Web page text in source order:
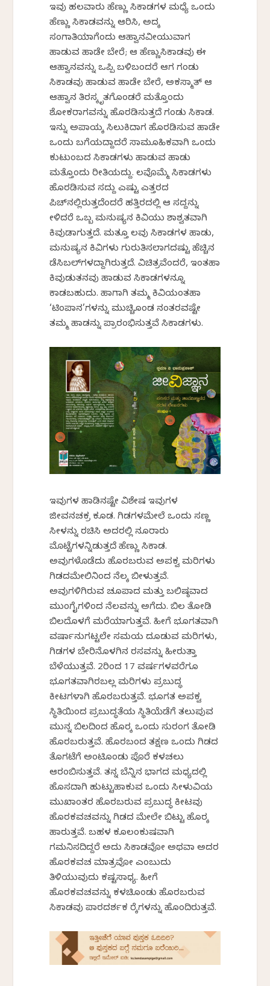
ಇವು ಹಲವಾರು ಹೆಣ್ಣು ಸಿಕಾಡಗಳ ಮಧ್ಯೆ ಒಂದು
ಹೆಣ್ಣು ಸಿಕಾಡವನ್ನು ಆರಿಸಿ, ಅದಕ್ಕೆ
ಸಂಗಾತಿಯಾಗೆಂದು ಆಹ್ವಾನವೀಯುವಾಗ
ಹಾಡುವ ಹಾಡೇ ಬೇರೆ; ಆ ಹೆಣ್ಣುಸಿಕಾಡವು ಈ
ಆಹ್ವಾನವನ್ನು ಒಪ್ಪಿ ಬಳಿಬಂದರೆ ಆಗ ಗಂಡು
ಸಿಕಾಡವು ಹಾಡುವ ಹಾಡೇ ಬೇರೆ, ಅಕಸ್ಮಾತ್ ಆ
ಆಹ್ವಾನ ತಿರಸ್ಕೃತಗೊಂಡರೆ ಮತ್ತೊಂದು
ಶೋಕರಾಗವನ್ನು ಹೊರಡಿಸುತ್ತದೆ ಗಂಡು ಸಿಕಾಡ.
ಇನ್ನು ಅಪಾಯಕ್ಕೆ ಸಿಲುಕಿದಾಗ ಹೊರಡಿಸುವ ಹಾಡೇ
ಒಂದು ಬಗೆಯದ್ದಾದರೆ ಸಾಮೂಹಿಕವಾಗಿ ಒಂದು
ಕುಟುಂಬದ ಸಿಕಾಡಗಳು ಹಾಡುವ ಹಾಡು
ಮತ್ತೊಂದು ರೀತಿಯದ್ದು. ಕೆಲವೊಮ್ಮೆ ಸಿಕಾಡಗಳು
ಹೊರಡಿಸುವ ಸದ್ದು ಎಷ್ಟು ಎತ್ತರದ
ಪಿಚ್‍ನಲ್ಲಿರುತ್ತದೆಂದರೆ ಹತ್ತಿರದಲ್ಲಿ ಆ ಸದ್ದನ್ನು
ಕೇಳಿದರೆ ಒಬ್ಬ ಮನುಷ್ಯನ ಕಿವಿಯು ಶಾಶ್ವತವಾಗಿ
ಕಿವುಡಾಗುತ್ತದೆ. ಮತ್ತೂ ಕೆಲವು ಸಿಕಾಡಗಳ ಹಾಡು,
ಮನುಷ್ಯನ ಕಿವಿಗಳು ಗುರುತಿಸಲಾಗದಷ್ಟು ಹೆಚ್ಚಿನ
ಡೆಸಿಬಲ್‍ಗಳದ್ದಾಗಿರುತ್ತದೆ. ವಿಚಿತ್ರವೆಂದರೆ, ಇಂತಹಾ
ಕಿವುಡುತನವು ಹಾಡುವ ಸಿಕಾಡಗಳನ್ನೂ
ಕಾಡಬಹುದು. ಹಾಗಾಗಿ ತಮ್ಮ ಕಿವಿಯಂತಹಾ
‘ಟಿಂಪಾನ’ಗಳನ್ನು ಮುಚ್ಚಿಕೊಂಡ ನಂತರವಷ್ಟೇ
ತಮ್ಮ ಹಾಡನ್ನು ಪ್ರಾರಂಭಿಸುತ್ತವೆ ಸಿಕಾಡಗಳು.
ಇವುಗಳ ಹಾಡಿನಷ್ಟೇ ವಿಶೇಷ ಇವುಗಳ
ಜೀವನಚಕ್ರ ಕೂಡ. ಗಿಡಗಳಮೇಲೆ ಒಂದು ಸಣ್ಣ
ಸೀಳನ್ನು ರಚಿಸಿ ಅದರಲ್ಲಿ ನೂರಾರು
ಮೊಟ್ಟೆಗಳನ್ನಿಡುತ್ತದೆ ಹೆಣ್ಣು ಸಿಕಾಡ.
ಅವುಗಳೊಡೆದು ಹೊರಬರುವ ಅಪಕ್ವ ಮರಿಗಳು
ಗಿಡದಮೇಲಿನಿಂದ ನೆಲಕ್ಕೆ ಬೀಳುತ್ತವೆ.
ಅವುಗಳಿಗಿರುವ ಚೂಪಾದ ಮತ್ತು ಬಲಿಷ್ಠವಾದ
ಮುಂಗೈಗಳಿಂದ ನೆಲವನ್ನು ಅಗೆದು. ಬಿಲ ತೋಡಿ
ಬಿಲದೊಳಗೆ ಮರೆಯಾಗುತ್ತವೆ. ಹೀಗೆ ಭೂಗತವಾಗಿ
ವರ್ಷಾನುಗಟ್ಟಲೇ ಸಮಯ ದೂಡುವ ಮರಿಗಳು,
ಗಿಡಗಳ ಬೇರಿನೊಳಗಿನ ರಸವನ್ನು ಹೀರುತ್ತಾ
ಬೆಳೆಯುತ್ತವೆ. 2ರಿಂದ 17 ವರ್ಷಗಳವರೆಗೂ
ಭೂಗತವಾಗಿರಬಲ್ಲ ಮರಿಗಳು ಪ್ರಬುದ್ಧ
ಕೀಟಗಳಾಗಿ ಹೊರಬರುತ್ತವೆ. ಭೂಗತ ಅಪಕ್ವ
ಸ್ಥಿತಿಯಿಂದ ಪ್ರಬುದ್ಧತೆಯ ಸ್ಥಿತಿಯೆಡೆಗೆ ತಲುಪುವ
ಮುನ್ನ ಬಿಲದಿಂದ ಹೊರಕ್ಕೆ ಒಂದು ಸುರಂಗ ತೋಡಿ
ಹೊರಬರುತ್ತವೆ. ಹೊರಬಂದ ತಕ್ಷಣ ಒಂದು ಗಿಡದ
ತೊಗಟೆಗೆ ಅಂಟಿಕೊಂಡು ಪೊರೆ ಕಳಚಲು
ಆರಂಬಿಸುತ್ತವೆ. ತನ್ನ ಬೆನ್ನಿನ ಭಾಗದ ಮಧ್ಯದಲ್ಲಿ
ಹೊಸದಾಗಿ ಹುಟ್ಟುಹಾಕುವ ಒಂದು ಸೀಳುವಿಕೆಯ
ಮುಖಾಂತರ ಹೊರಬರುವ ಪ್ರಬುದ್ಧ ಕೀಟವು
ಹೊರಕವಚವನ್ನು ಗಿಡದ ಮೇಲೇ ಬಿಟ್ಟು ಹೊರಕ್ಕೆ
ಹಾರುತ್ತವೆ. ಬಹಳ ಕೂಲಂಕುಷವಾಗಿ
ಗಮನಿಸದಿದ್ದರೆ ಅದು ಸಿಕಾಡವೋ ಅಥವಾ ಅದರ
ಹೊರಕವಚ ಮಾತ್ರವೋ ಎಂಬುದು
ತಿಳಿಯುವುದು ಕಷ್ಟಸಾಧ್ಯ. ಹೀಗೆ
ಹೊರಕವಚವನ್ನು ಕಳಚಿಕೊಂಡು ಹೊರಬರುವ
ಸಿಕಾಡವು ಪಾರದರ್ಶಕ ರೆಕ್ಕೆಗಳನ್ನು ಹೊಂದಿರುತ್ತವೆ.